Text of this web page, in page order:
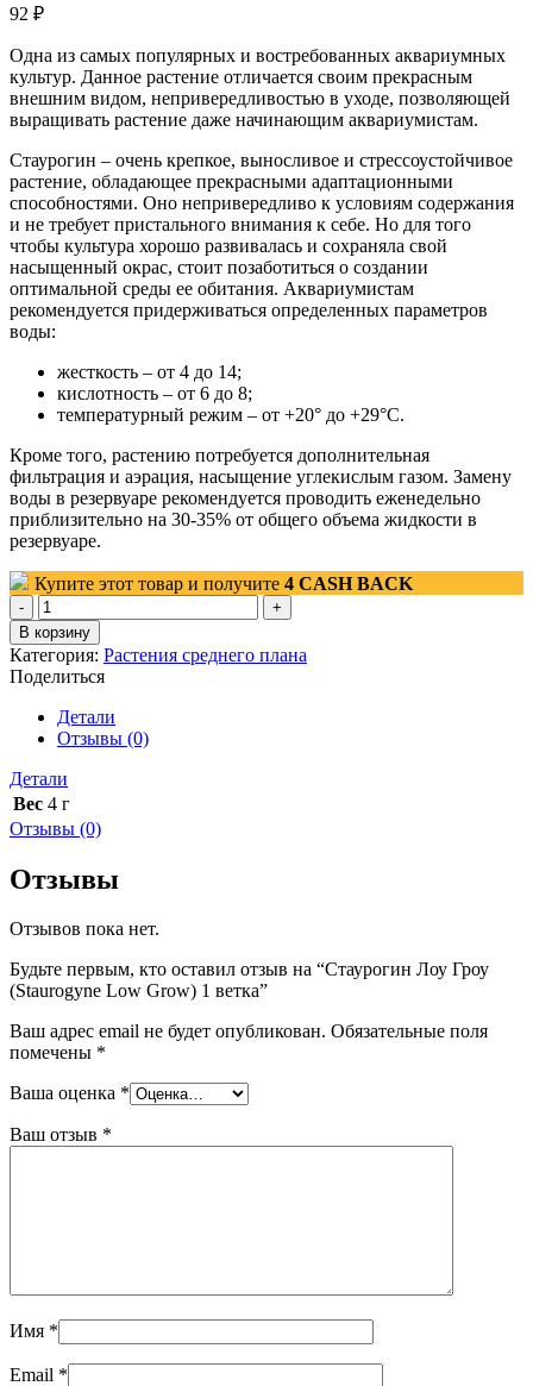
92 ₽
Одна из самых популярных и востребованных аквариумных
культур. Данное растение отличается своим прекрасным
внешним видом, непривередливостью в уходе, позволяющей
выращивать растение даже начинающим аквариумистам.
Стаурогин – очень крепкое, выносливое и стрессоустойчивое
растение, обладающее прекрасными адаптационными
способностями. Оно непривередливо к условиям содержания
и не требует пристального внимания к себе. Но для того
чтобы культура хорошо развивалась и сохраняла свой
насыщенный окрас, стоит позаботиться о создании
оптимальной среды ее обитания. Аквариумистам
рекомендуется придерживаться определенных параметров
воды:
жесткость – от 4 до 14;
кислотность – от 6 до 8;
температурный режим – от +20° до +29°С.
Кроме того, растению потребуется дополнительная
фильтрация и аэрация, насыщение углекислым газом. Замену
воды в резервуаре рекомендуется проводить еженедельно
приблизительно на 30-35% от общего объема жидкости в
резервуаре.
Купите этот товар и получите 4 CASH BACK
Количество
товара
Стаурогин
Лоу
Гроу
(Staurogyne
Low
Grow)
1
ветка
В корзину
Категория: Растения среднего плана
Поделиться
Детали
Отзывы (0)
Детали
Вес 4 г
Отзывы (0)
Отзывы
Отзывов пока нет.
Будьте первым, кто оставил отзыв на “Стаурогин Лоу Гроу
(Staurogyne Low Grow) 1 ветка”
Ваш адрес email не будет опубликован. Обязательные поля
помечены *
Ваша оценка *
Ваш отзыв *
Имя *
Email *